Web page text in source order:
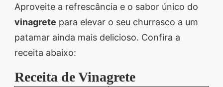
Aproveite a refrescância e o sabor único do
vinagrete para elevar o seu churrasco a um
patamar ainda mais delicioso. Confira a
receita abaixo:
Receita de Vinagrete